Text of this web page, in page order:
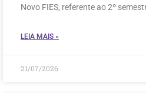
Novo FIES, referente ao 2º
LEIA MAIS »
21/07/2026